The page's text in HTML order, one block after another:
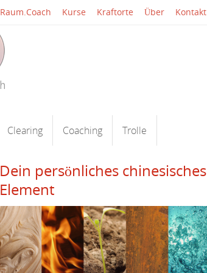
Raum.Coach Kurse Kraftorte Über Kontakt
Clearing Coaching Trolle
Dein persönliches chinesisches
Element